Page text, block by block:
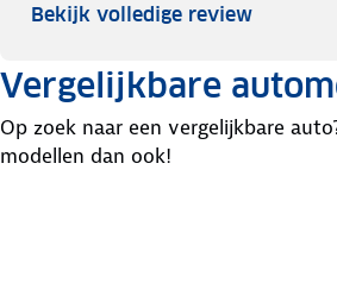
Bekijk volledige review
Vergelijkbare
Op zoek naar een vergelijkbare
modellen dan ook!